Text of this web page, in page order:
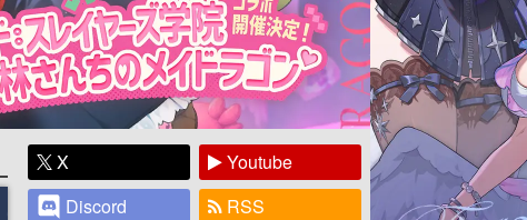
X
Youtube
Discord
RSS